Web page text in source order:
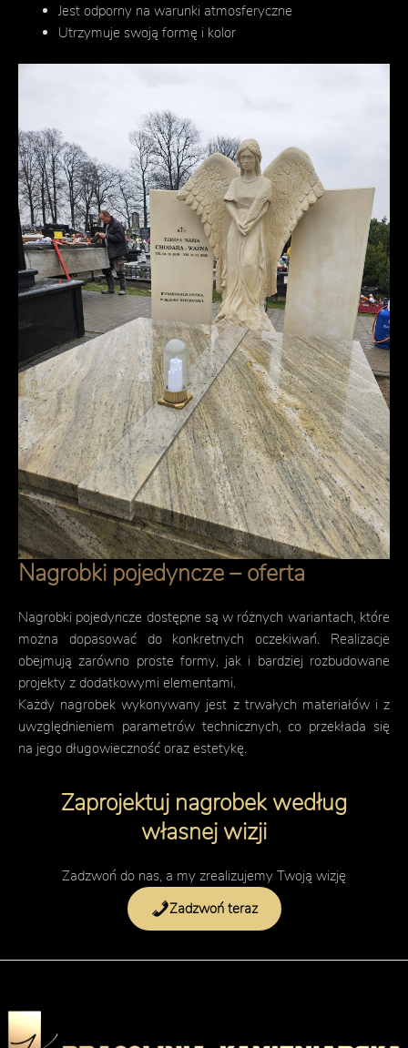
Jest odporny na warunki atmosferyczne
Utrzymuje swoją formę i kolor
Nagrobki pojedyncze – oferta
Nagrobki pojedyncze dostępne są w różnych wariantach, które
można dopasować do konkretnych oczekiwań. Realizacje
obejmują zarówno proste formy, jak i bardziej rozbudowane
projekty z dodatkowymi elementami.
Każdy nagrobek wykonywany jest z trwałych materiałów i z
uwzględnieniem parametrów technicznych, co przekłada się
na jego długowieczność oraz estetykę.
Zaprojektuj nagrobek według
własnej wizji
Zadzwoń do nas, a my zrealizujemy Twoją wizję
Zadzwoń teraz